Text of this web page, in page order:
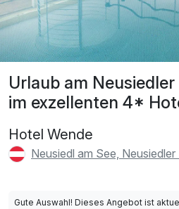
Urlaub am
im exzellenten 4*
Hotel Wende
Neusiedl am See, Neusiedler
Gute Auswahl! Dieses Angebot ist